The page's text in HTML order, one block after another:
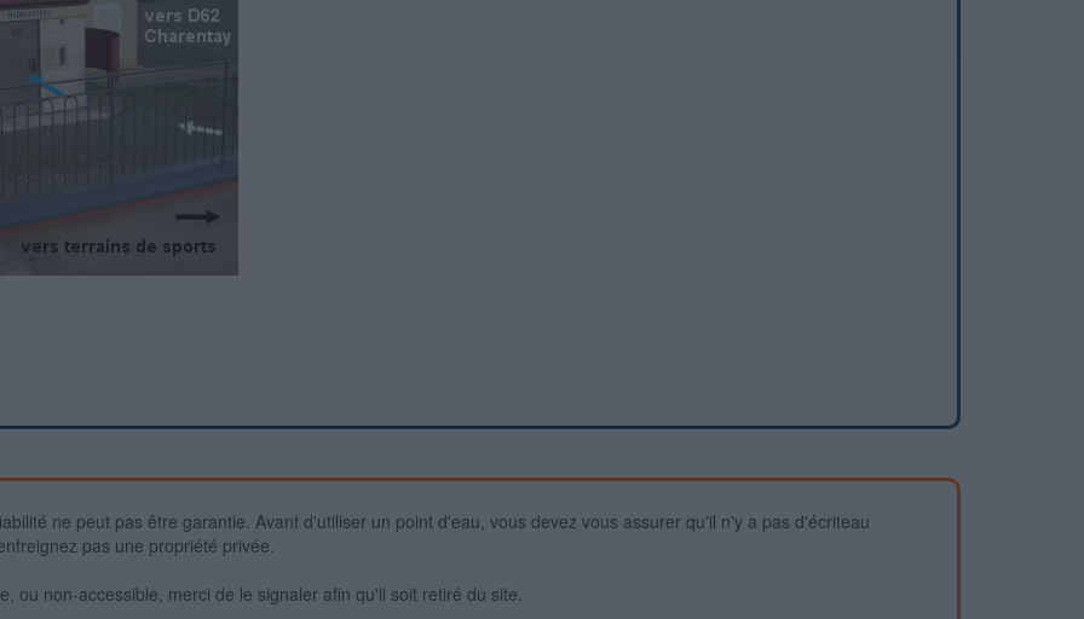
ne peut pas être garantie. Avant d'utiliser un point d'eau, vous devez vous assurer qu'il n'y a pas d'écriteau
pas une propriété privée.
ou non-accessible, merci de le signaler afin qu'il soit retiré du site.